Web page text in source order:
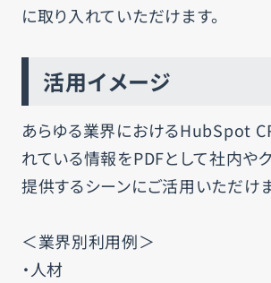
に取り入れていただけます。
活用イメージ
あらゆる業界におけるHubSpot
れている情報をPDFとして社内や
提供するシーンにご活用いただけま
＜業界別利用例＞
・人材